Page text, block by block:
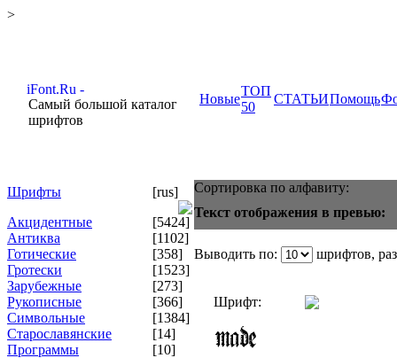
>
Самый большой каталог
шрифтов
Новые
ТОП
50
СТАТЬИПомощь
Шрифты
[rus]
Акцидентные
[5424]
Антиква
[1102]
Готические
[358]
Гротески
[1523]
Зарубежные
[273]
Рукописные
[366]
Символьные
[1384]
Старославянские
[14]
Программы
[10]
Сортировка по алфавиту:
Текст отображения в превью:
Выводить по: шрифтов,
Шрифт: